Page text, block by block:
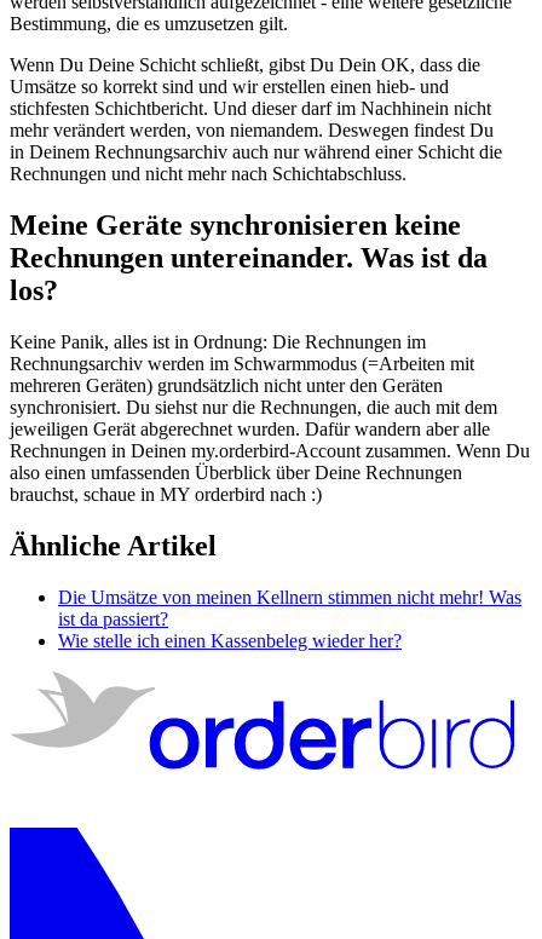
Bestimmung, die es umzusetzen gilt.
Wenn Du Deine Schicht schließt, gibst Du Dein OK, dass die
Umsätze so korrekt sind und wir erstellen einen hieb- und
stichfesten Schichtbericht. Und dieser darf im Nachhinein nicht
mehr verändert werden, von niemandem. Deswegen findest Du
in Deinem Rechnungsarchiv auch nur während einer Schicht die
Rechnungen und nicht mehr nach Schichtabschluss.
Meine Geräte synchronisieren keine
Rechnungen untereinander. Was ist da
los?
Keine Panik, alles ist in Ordnung: Die Rechnungen im
Rechnungsarchiv werden im Schwarmmodus (=Arbeiten mit
mehreren Geräten) grundsätzlich nicht unter den Geräten
synchronisiert. Du siehst nur die Rechnungen, die auch mit dem
jeweiligen Gerät abgerechnet wurden. Dafür wandern aber alle
Rechnungen in Deinen my.orderbird-Account zusammen. Wenn Du
also einen umfassenden Überblick über Deine Rechnungen
brauchst, schaue in MY orderbird nach :)
Ähnliche Artikel
Die Umsätze von meinen Kellnern stimmen nicht mehr! Was
ist da passiert?
Wie stelle ich einen Kassenbeleg wieder her?